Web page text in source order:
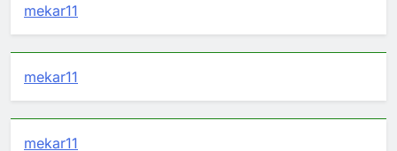
mekar11
mekar11
mekar11